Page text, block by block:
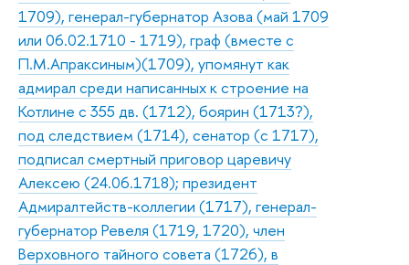
1709), генерал-губернатор Азова (май 1709
или 06.02.1710 - 1719), граф (вместе с
П.М.Апраксиным)(1709), упомянут как
адмирал среди написанных к строение на
Котлине с 355 дв. (1712), боярин (1713?),
под следствием (1714), сенатор (с 1717),
подписал смертный приговор царевичу
Алексею (24.06.1718); президент
Адмиралтейств-коллегии (1717), генерал-
губернатор Ревеля (1719, 1720), член
Верховного тайного совета (1726), в